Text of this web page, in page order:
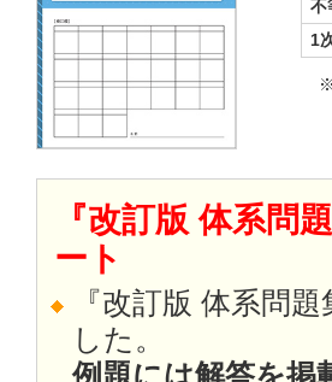
不
1
『改訂版 体系問
ート
『改訂版 体系問
した。
例題には解答を掲